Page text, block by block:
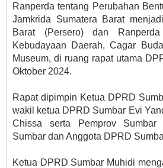
Ranperda tentang Perubahan
Jamkrida Sumatera Barat
Barat (Persero) dan
Kebudayaan Daerah, Cagar
Museum, di ruang rapat utama
Oktober 2024.
Rapat dipimpin Ketua DPRD
wakil ketua DPRD Sumbar Evi
Chissa serta Pemprov
Sumbar dan Anggota DPRD
Ketua DPRD Sumbar Muhidi